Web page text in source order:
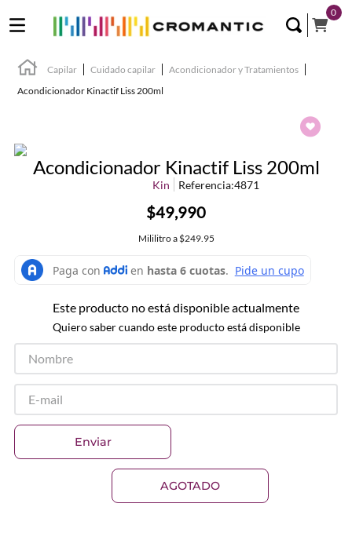
0
Capilar Cuidado capilar
Acondicionador y Tratamientos
Acondicionador Kinactif Liss 200ml
Acondicionador Kinactif Liss 200ml
Kin Referencia:4871
$49,990
Mililitroa $249.95
Este producto no está disponible actualmente
Quiero saber cuando este producto está disponible
Enviar
AGOTADO